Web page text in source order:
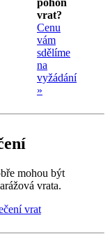
pohon
vrat?
Cenu
vám
sdělíme
na
vyžádání
»
mohou být
vrata.
vrat